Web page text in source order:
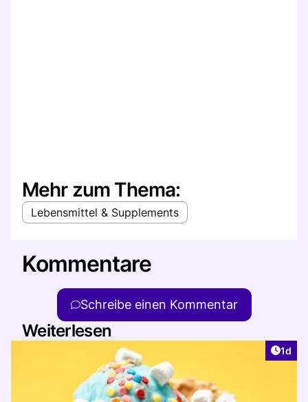
Mehr zum Thema:
Lebensmittel & Supplements
Kommentare
Schreibe einen Kommentar
Weiterlesen
1d